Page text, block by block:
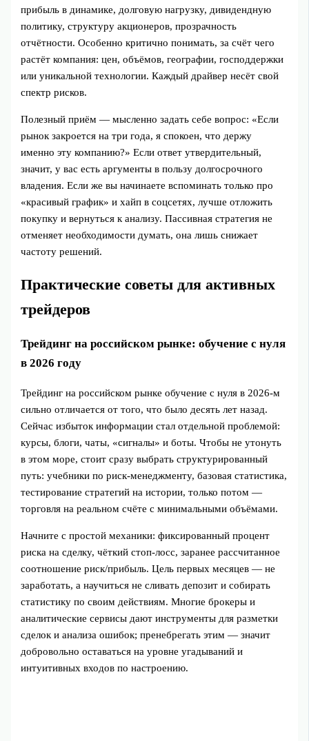
прибыль в динамике, долговую нагрузку, дивидендную
политику, структуру акционеров, прозрачность
отчётности. Особенно критично понимать, за счёт чего
растёт компания: цен, объёмов, географии, господдержки
или уникальной технологии. Каждый драйвер несёт свой
спектр рисков.
Полезный приём — мысленно задать себе вопрос: «Если
рынок закроется на три года, я спокоен, что держу
именно эту компанию?» Если ответ утвердительный,
значит, у вас есть аргументы в пользу долгосрочного
владения. Если же вы начинаете вспоминать только про
«красивый график» и хайп в соцсетях, лучше отложить
покупку и вернуться к анализу. Пассивная стратегия не
отменяет необходимости думать, она лишь снижает
частоту решений.
Практические советы для активных
трейдеров
Трейдинг на российском рынке: обучение с нуля
в 2026 году
Трейдинг на российском рынке обучение с нуля в 2026‑м
сильно отличается от того, что было десять лет назад.
Сейчас избыток информации стал отдельной проблемой:
курсы, блоги, чаты, «сигналы» и боты. Чтобы не утонуть
в этом море, стоит сразу выбрать структурированный
путь: учебники по риск‑менеджменту, базовая статистика,
тестирование стратегий на истории, только потом —
торговля на реальном счёте с минимальными объёмами.
Начните с простой механики: фиксированный процент
риска на сделку, чёткий стоп‑лосс, заранее рассчитанное
соотношение риск/прибыль. Цель первых месяцев — не
заработать, а научиться не сливать депозит и собирать
статистику по своим действиям. Многие брокеры и
аналитические сервисы дают инструменты для разметки
сделок и анализа ошибок; пренебрегать этим — значит
добровольно оставаться на уровне угадываний и
интуитивных входов по настроению.